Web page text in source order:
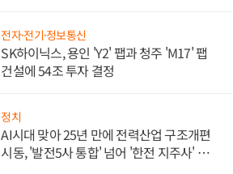
전자·전기·정보통신
SK하이닉스, 용인 'Y2' 팹과 청주 'M17' 팹
건설에 54조 투자 결정
정치
AI시대 맞아 25년 만에 전력산업 구조개편
시동, '발전5사 통합' 넘어 '한전 지주사' 재편